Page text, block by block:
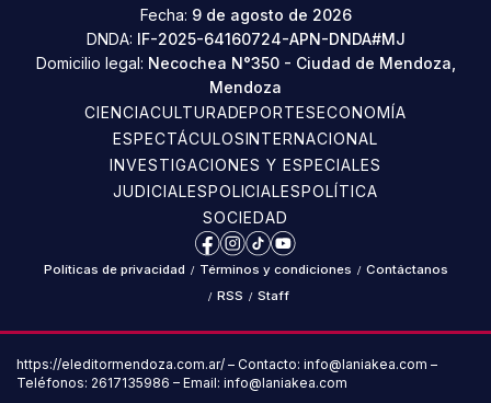
Fecha: 9 de agosto de 2026
DNDA: IF-2025-64160724-APN-DNDA#MJ
Domicilio legal: Necochea N°350 - Ciudad de Mendoza,
Mendoza
CIENCIACULTURADEPORTESECONOMÍA
ESPECTÁCULOSINTERNACIONAL
INVESTIGACIONES Y ESPECIALES
JUDICIALESPOLICIALESPOLÍTICA
SOCIEDAD
Facebook
Instagram
TikTokYouTube
Políticas de privacidad / Términos y condiciones / Contáctanos
/ RSS / Staff
https://eleditormendoza.com.ar/ – Contacto: info@laniakea.com –
Teléfonos: 2617135986 – Email: info@laniakea.com